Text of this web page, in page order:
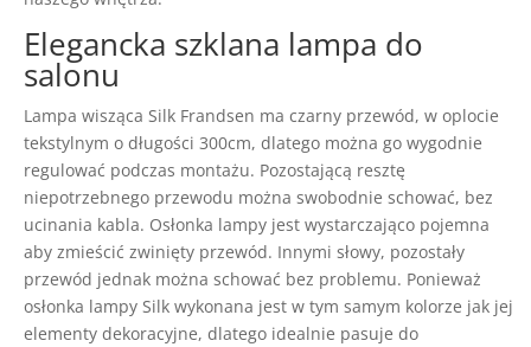
Elegancka szklana lampa do
salonu
Lampa wisząca Silk Frandsen ma czarny przewód, w oplocie
tekstylnym o długości 300cm, dlatego można go wygodnie
regulować podczas montażu. Pozostającą resztę
niepotrzebnego przewodu można swobodnie schować, bez
ucinania kabla. Osłonka lampy jest wystarczająco pojemna
aby zmieścić zwinięty przewód. Innymi słowy, pozostały
przewód jednak można schować bez problemu. Ponieważ
osłonka lampy Silk wykonana jest w tym samym kolorze jak jej
elementy dekoracyjne, dlatego idealnie pasuje do